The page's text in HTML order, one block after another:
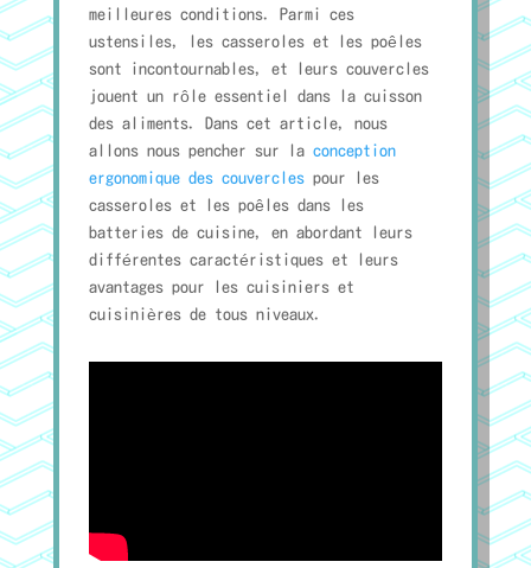
meilleures conditions. Parmi ces
ustensiles, les casseroles et les poêles
sont incontournables, et leurs couvercles
jouent un rôle essentiel dans la cuisson
des aliments. Dans cet article, nous
allons nous pencher sur la conception
ergonomique des couverclespour les
casseroles et les poêles dans les
batteries de cuisine, en abordant leurs
différentes caractéristiques et leurs
avantages pour les cuisiniers et
cuisinières de tous niveaux.